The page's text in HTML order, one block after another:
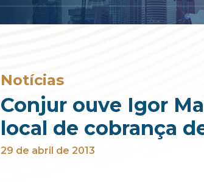
Notícias
Conjur ouve Igor
local de cobrança
29 de abril de 2013